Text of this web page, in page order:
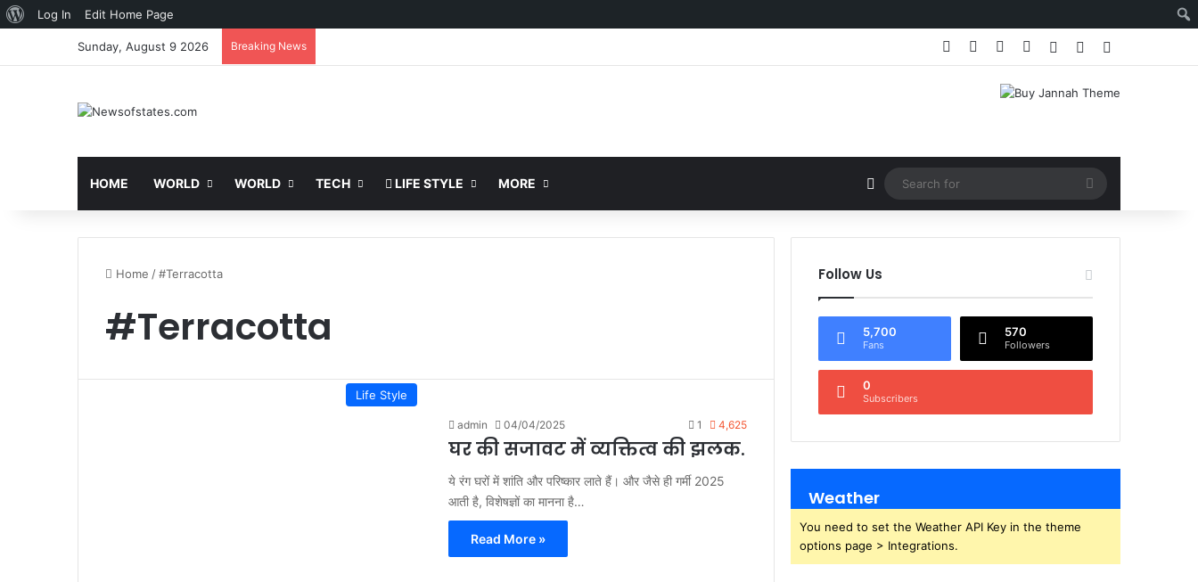
About
WordPress
Log In Edit Home Page
Sunday, August 9 2026 Breaking News Facebook YouTubeInstagram
Log InRandom Article
HOME WORLD WORLD TECH LIFE STYLE MORE Random Article
for
Home /#Terracotta
#Terracotta
Life Style
admin 04/04/2025 1 4,625
घर की सजावट में व्यक्तित्व की झलक.
ये रंग घरों में शांति और परिष्कार लाते हैं। और जैसे ही गर्मी 2025
आती है, विशेषज्ञों का मानना ​​है…
Read More »
Follow Us
5,700
Fans
570
Followers
0
Subscribers
Weather
You need to set the Weather API Key in the theme
options page > Integrations.